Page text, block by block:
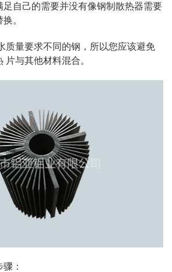
足自己的需要并没有像钢制散热器需要
。
质量要求不同的钢，所以您应该避免
片与其他材料混合。
：